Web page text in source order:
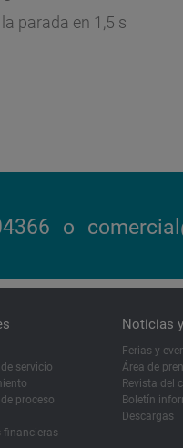
parada en 1,5 s
o
servicio
proceso
financieras
Noticias
Ferias y
Área de
Revista del
Boletín
Descargas